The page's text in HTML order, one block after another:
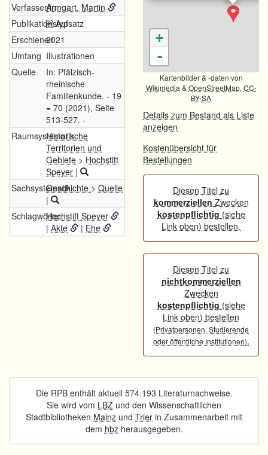
Verfasser/inArmgart, Martin
PublikationstypAufsatz
Erschienen2021
Umfang Illustrationen
Quelle
In: Pfälzisch-
rheinische
Familienkunde. - 19
= 70 (2021), Seite
513-527. -
Raumsystematik
Historische
Territorien und
Gebiete > Hochstift
Speyer |
Sachsystematik
Geschichte > Quelle
|
SchlagwörterHochstift Speyer
| Akte | Ehe
+
-
Kartenbilder & -daten von
Wikimedia & OpenStreetMap, CC-
BY-SA
Details zum Bestand als Liste
anzeigen
Kostenübersicht für
Bestellungen
Diesen Titel zu
kommerziellen Zwecken
kostenpflichtig (siehe
Link oben) bestellen.
Diesen Titel zu
nichtkommerziellen
Zwecken
kostenpflichtig (siehe
Link oben) bestellen
(Privatpersonen, Studierende
oder öffentliche Institutionen).
Die RPB enthält aktuell 574.193 Literaturnachweise.
Sie wird vom LBZ und den Wissenschaftlichen
Stadtbibliotheken Mainz und Trier in Zusammenarbeit mit
dem hbzherausgegeben.